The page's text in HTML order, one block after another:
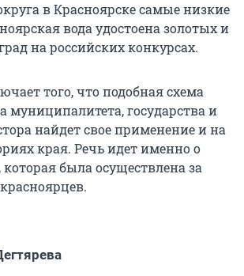
в Красноярске самые низкие
вода удостоена золотых и
на российских конкурсах.
того, что подобная схема
муниципалитета, государства и
найдет свое применение и на
края. Речь идет именно о
была осуществлена за